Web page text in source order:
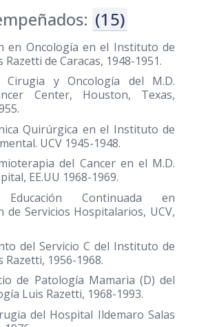
(15)
en Oncología en el Instituto de
de Caracas, 1948-1951.
Cirugia y Oncología del M.D.
Center, Houston, Texas,
Quirúrgica en el Instituto de
UCV 1945-1948.
del Cancer en el M.D.
EE.UU 1968-1969.
Continuada en
de Servicios Hospitalarios, UCV,
del Servicio C del Instituto de
Razetti, 1956-1968.
de Patología Mamaria (D) del
Luis Razetti, 1968-1993.
del Hospital Ildemaro Salas